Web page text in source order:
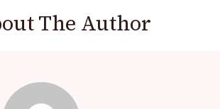
The Author